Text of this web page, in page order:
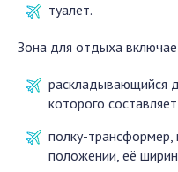
туалет.
Зона для отдыха
раскладывающийся
которого
полку-трансформер,
положении, её